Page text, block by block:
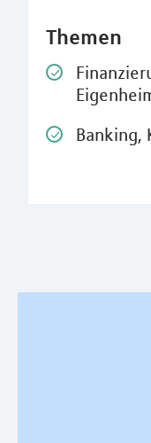
Themen
Banking,